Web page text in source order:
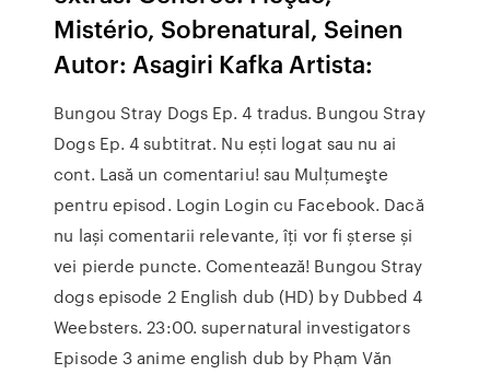
Mistério, Sobrenatural, Seinen
Autor: Asagiri Kafka Artista:
Bungou Stray Dogs Ep. 4 tradus. Bungou Stray
Dogs Ep. 4 subtitrat. Nu ești logat sau nu ai
cont. Lasă un comentariu! sau Mulţumeşte
pentru episod. Login Login cu Facebook. Dacă
nu lași comentarii relevante, îți vor fi șterse și
vei pierde puncte. Comentează! Bungou Stray
dogs episode 2 English dub (HD) by Dubbed 4
Weebsters. 23:00. supernatural investigators
Episode 3 anime english dub by Phạm Văn